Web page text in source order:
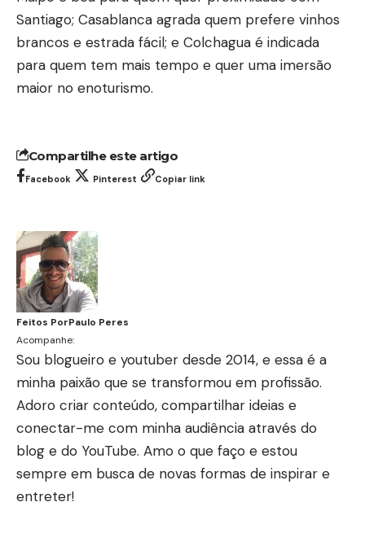
Santiago; Casablanca agrada quem prefere vinhos
brancos e estrada fácil; e Colchagua é indicada
para quem tem mais tempo e quer uma imersão
maior no enoturismo.
Compartilhe este artigo
Facebook Pinterest Copiar link
Feitos PorPaulo Peres
Acompanhe:
Sou blogueiro e youtuber desde 2014, e essa é a
minha paixão que se transformou em profissão.
Adoro criar conteúdo, compartilhar ideias e
conectar-me com minha audiência através do
blog e do YouTube. Amo o que faço e estou
sempre em busca de novas formas de inspirar e
entreter!